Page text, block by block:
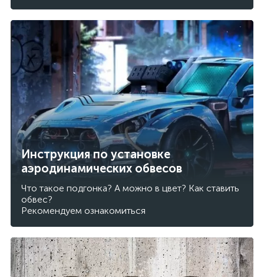
Инструкция по установке
аэродинамических обвесов
Что такое подгонка? А можно в цвет? Как ставить
обвес?
Рекомендуем ознакомиться